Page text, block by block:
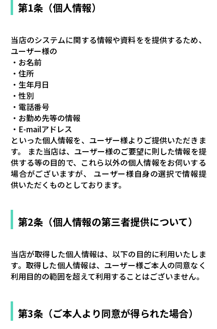
第1条（個人情報）
当店のシステムに関する情報や資料をを提供するため、
ユーザー様の
・お名前
・住所
・生年月日
・性別
・電話番号
・お勤め先等の情報
・E-mailアドレス
といった個人情報を、ユーザー様よりご提供いただきま
す。 また当店は、ユーザー様のご要望に則した情報を提
供する等の目的で、これら以外の個人情報をお伺いする
場合がございますが、 ユーザー様自身の選択で情報提
供いただくものとしております。
第2条（個人情報の第三者提供について）
当店が取得した個人情報は、以下の目的に利用いたしま
す。取得した個人情報は、ユーザー様ご本人の同意なく
利用目的の範囲を超えて利用することはございません。
第3条（ご本人より同意が得られた場合）